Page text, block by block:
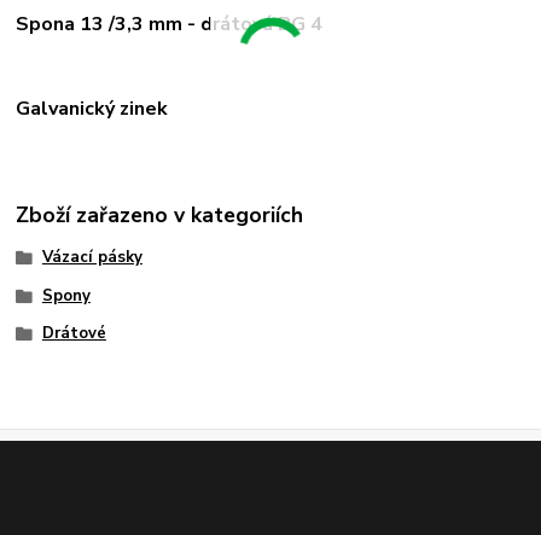
Spona 13 /3,3 mm - drátová BG 4
Galvanický zinek
Zboží zařazeno v kategoriích
Vázací pásky
Spony
Drátové